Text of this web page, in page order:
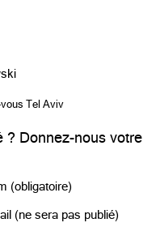
Tel Aviv
? Donnez-nous votre
(obligatoire)
(ne sera pas publié)